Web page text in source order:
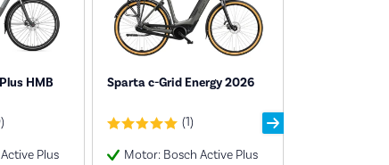
HMB
Plus
Sparta c-Grid Energy 2026
(1)
Motor: Bosch Active Plus